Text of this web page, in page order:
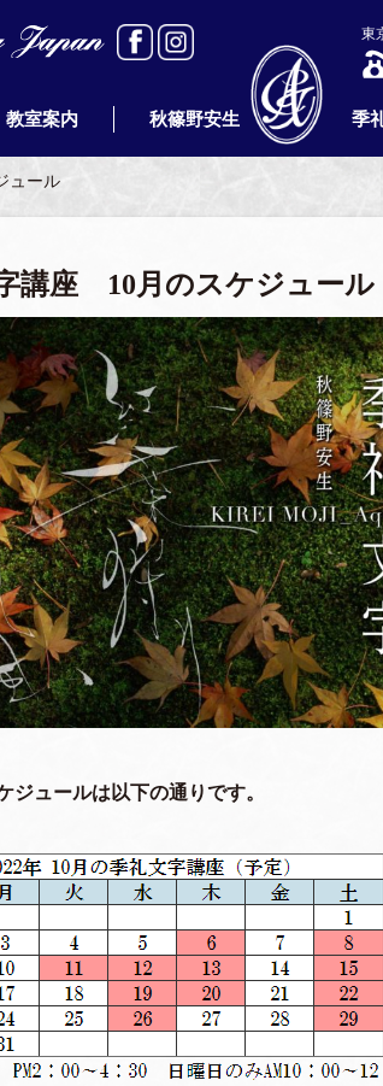
東
教室案内 秋篠野安生 季
ュール
講座 10月のスケジュール
ジュールは以下の通りです。